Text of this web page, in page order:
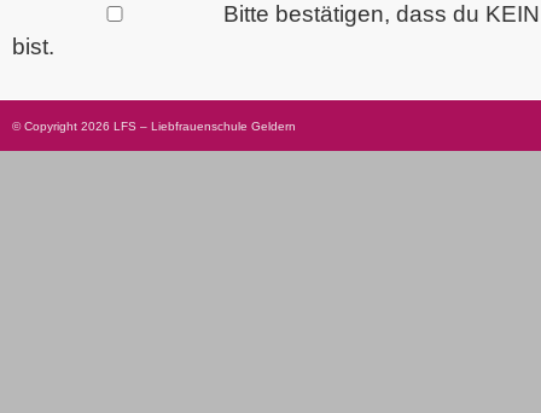
Bitte bestätigen, dass du
bist.
© Copyright 2026 LFS – Liebfrauenschule Geldern